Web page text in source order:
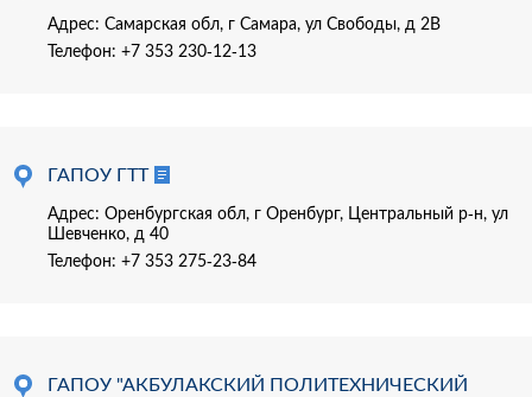
Адрес: Самарская обл, г Самара, ул Свободы, д 2В
Телефон: +7 353 230-12-13
ГАПОУ ГТТ
Адрес: Оренбургская обл, г Оренбург, Центральный р-н, ул
Шевченко, д 40
Телефон: +7 353 275-23-84
ГАПОУ "АКБУЛАКСКИЙ ПОЛИТЕХНИЧЕСКИЙ